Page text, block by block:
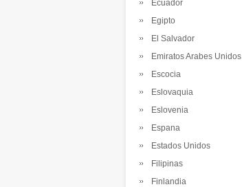
Ecuador
Egipto
El Salvador
Emiratos Arabes Unidos
Escocia
Eslovaquia
Eslovenia
Espana
Estados Unidos
Filipinas
Finlandia